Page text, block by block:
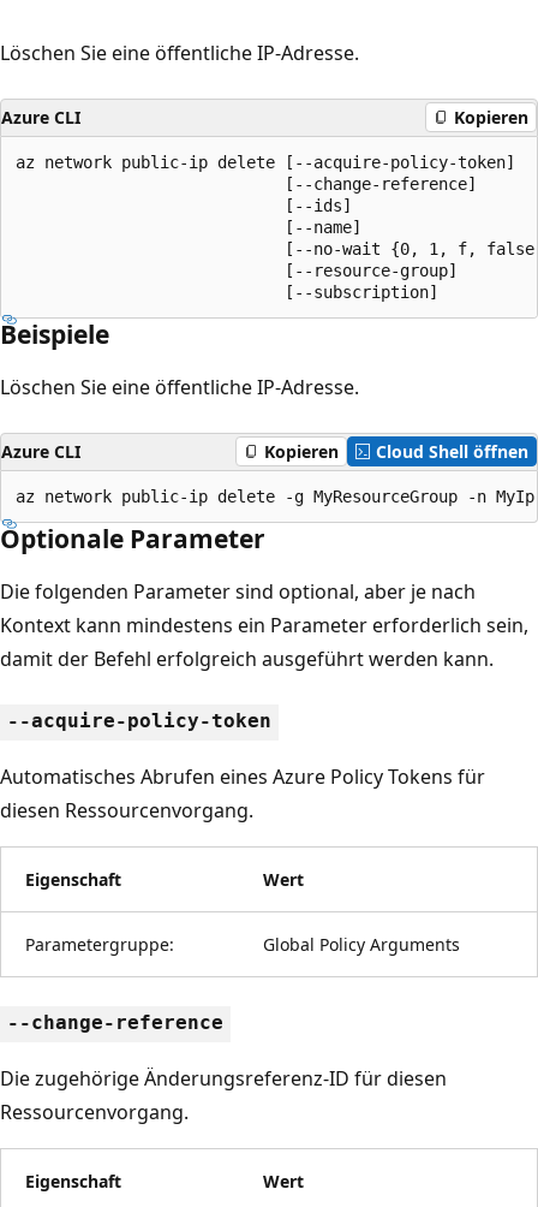
Löschen Sie eine öffentliche IP-Adresse.
Azure CLI Kopieren
az network public-ip delete [--acquire-policy-token]
                            [--change-reference]
                            [--ids]
                            [--name]
[--no-wait {0, 1, f,
                            [--resource-group]
                            [--subscription]
Beispiele
Löschen Sie eine öffentliche IP-Adresse.
Azure CLI Kopieren Cloud Shell öffnen
az network public-ip delete -g MyResourceGroup -n MyIp
Optionale Parameter
Die folgenden Parameter sind optional, aber je nach
Kontext kann mindestens ein Parameter erforderlich sein,
damit der Befehl erfolgreich ausgeführt werden kann.
--acquire-policy-token
Automatisches Abrufen eines Azure Policy Tokens für
diesen Ressourcenvorgang.
Eigenschaft Wert
Parametergruppe: Global Policy Arguments
--change-reference
Die zugehörige Änderungsreferenz-ID für diesen
Ressourcenvorgang.
Eigenschaft Wert